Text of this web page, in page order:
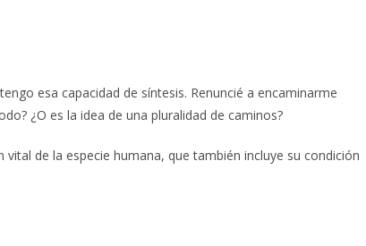
esa capacidad de síntesis. Renuncié a encaminarme
¿O es la idea de una pluralidad de caminos?
de la especie humana, que también incluye su condición